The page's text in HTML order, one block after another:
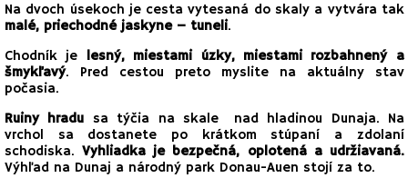
Na dvoch úsekoch je cesta vytesaná do skaly a vytvára tak
malé, priechodné jaskyne – tuneli.
Chodník je lesný, miestami úzky, miestami rozbahnený a
šmykľavý. Pred cestou preto myslite na aktuálny stav
počasia.
Ruiny hradu sa týčia na skale nad hladinou Dunaja. Na
vrchol sa dostanete po krátkom stúpaní a zdolaní
schodiska.Vyhliadka je bezpečná, oplotená a udržiavaná.
Výhľad na Dunaj a národný park Donau-Auen stojí za to.